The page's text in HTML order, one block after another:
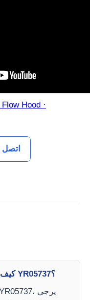
Hood ·
اتصل
كيف أعرف أسعار خزانة تدفق لاميني YR05737؟